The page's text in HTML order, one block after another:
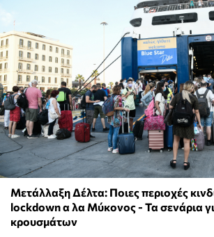
Μετάλλαξη Δέλτα: Ποιες περιοχές
lockdown α λα Μύκονος - Τα σενάρια
κρουσμάτων